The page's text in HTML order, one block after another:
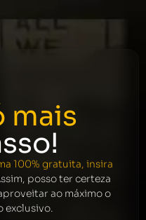
mais
100% gratuita, insira
posso ter certeza
ao máximo o
exclusivo.